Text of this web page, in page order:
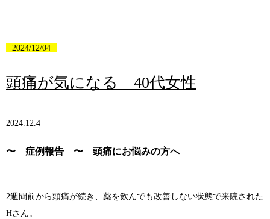
2024/12/04
頭痛が気になる 40代女性
2024.12.4
〜 症例報告 〜 頭痛にお悩みの方へ
2週間前から頭痛が続き、薬を飲んでも改善しない状態で来院された
Hさん。